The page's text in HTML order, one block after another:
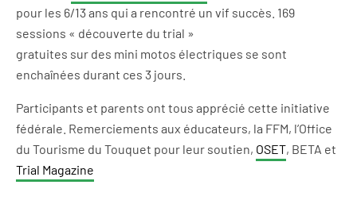
pour les 6/13 ans qui a rencontré un vif succès. 169
sessions « découverte du trial »
gratuites sur des mini motos électriques se sont
enchaînées durant ces 3 jours.
Participants et parents ont tous apprécié cette initiative
fédérale. Remerciements aux éducateurs, la FFM, l’Office
du Tourisme du Touquet pour leur soutien, OSET, BETA et
Trial Magazine